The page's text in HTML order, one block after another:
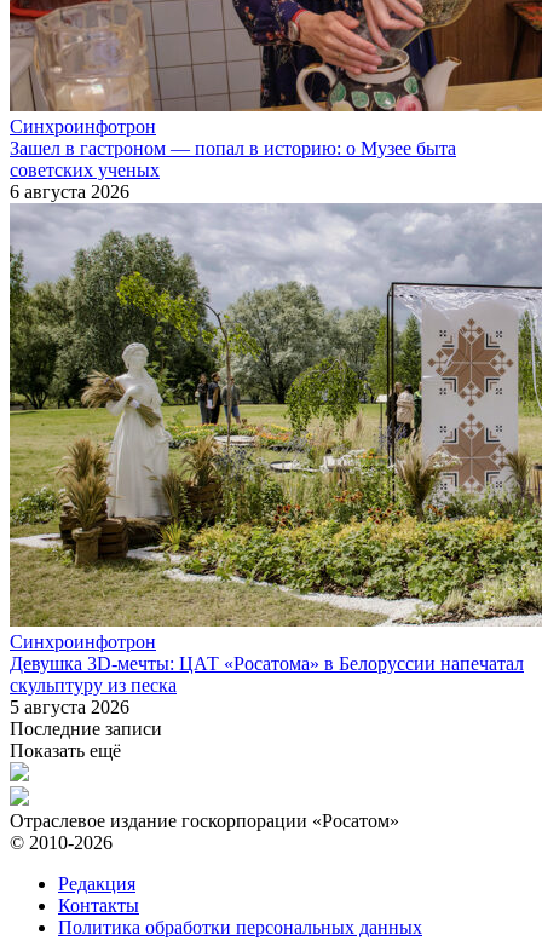
Синхроинфотрон
Зашел в гастроном — попал в историю: о Музее быта
советских ученых
6 августа 2026
Синхроинфотрон
Девушка 3D-мечты: ЦАТ «Росатома» в Белоруссии напечатал
скульптуру из песка
5 августа 2026
Последние записи
Показать ещё
Отраслевое издание госкорпорации «Росатом»
© 2010-2026
Редакция
Контакты
Политика обработки персональных данных